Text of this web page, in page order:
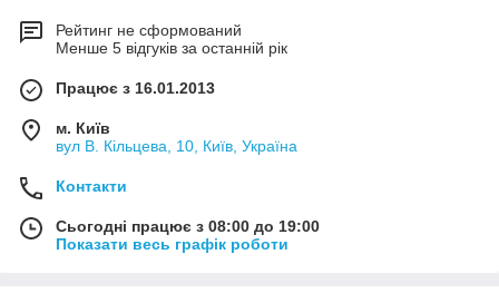
Рейтинг не сформований
Менше 5 відгуків за останній рік
Працює з 16.01.2013
м. Київ
вул В. Кільцева, 10, Київ, Україна
Контакти
Сьогодні працює з 08:00 до 19:00
Показати весь графік роботи